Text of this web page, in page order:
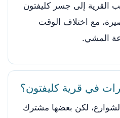
القرية إلى جسر كليفتون
مع اختلاف الوقت
المشي.
في قرية كليفتون؟
لكن بعضها مشترك